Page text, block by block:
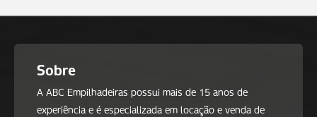
Sobre
A ABC Empilhadeiras possui mais de 15 anos de
experiência e é especializada em locação e venda de